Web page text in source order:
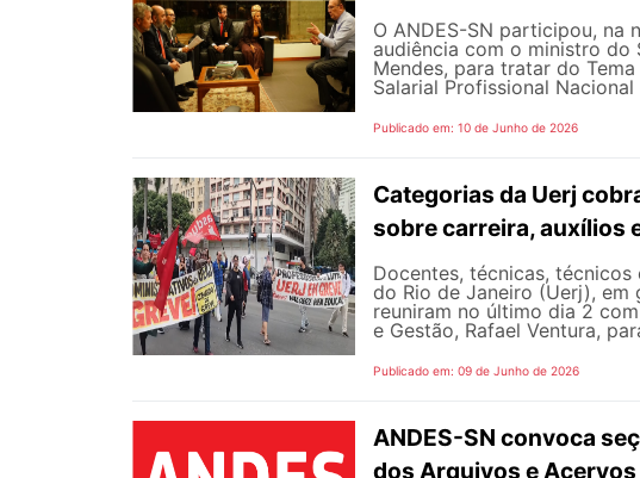
O ANDES-SN participou, na
audiência com o ministro do
Mendes, para tratar do
Salarial Profissional
Publicado em: 10 de Junho de 2026
Categorias da Uerj
sobre carreira, auxílios
Docentes, técnicas,
do Rio de Janeiro (Uerj), em
reuniram no último dia 2
e Gestão, Rafael Ventura,
Publicado em: 09 de Junho de 2026
ANDES-SN convoca
dos Arquivos e